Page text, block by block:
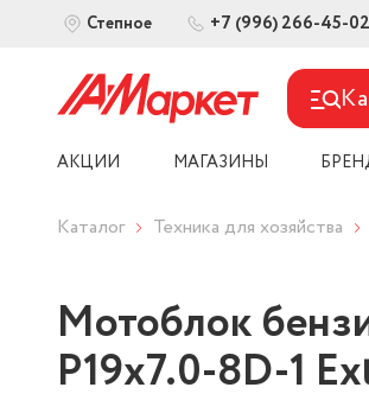
Степное +7 (996) 266-45-02
АКЦИИ МАГАЗИНЫ
Каталог Техника для хозяйства
Мотоблок
P19х7.0-8D-1